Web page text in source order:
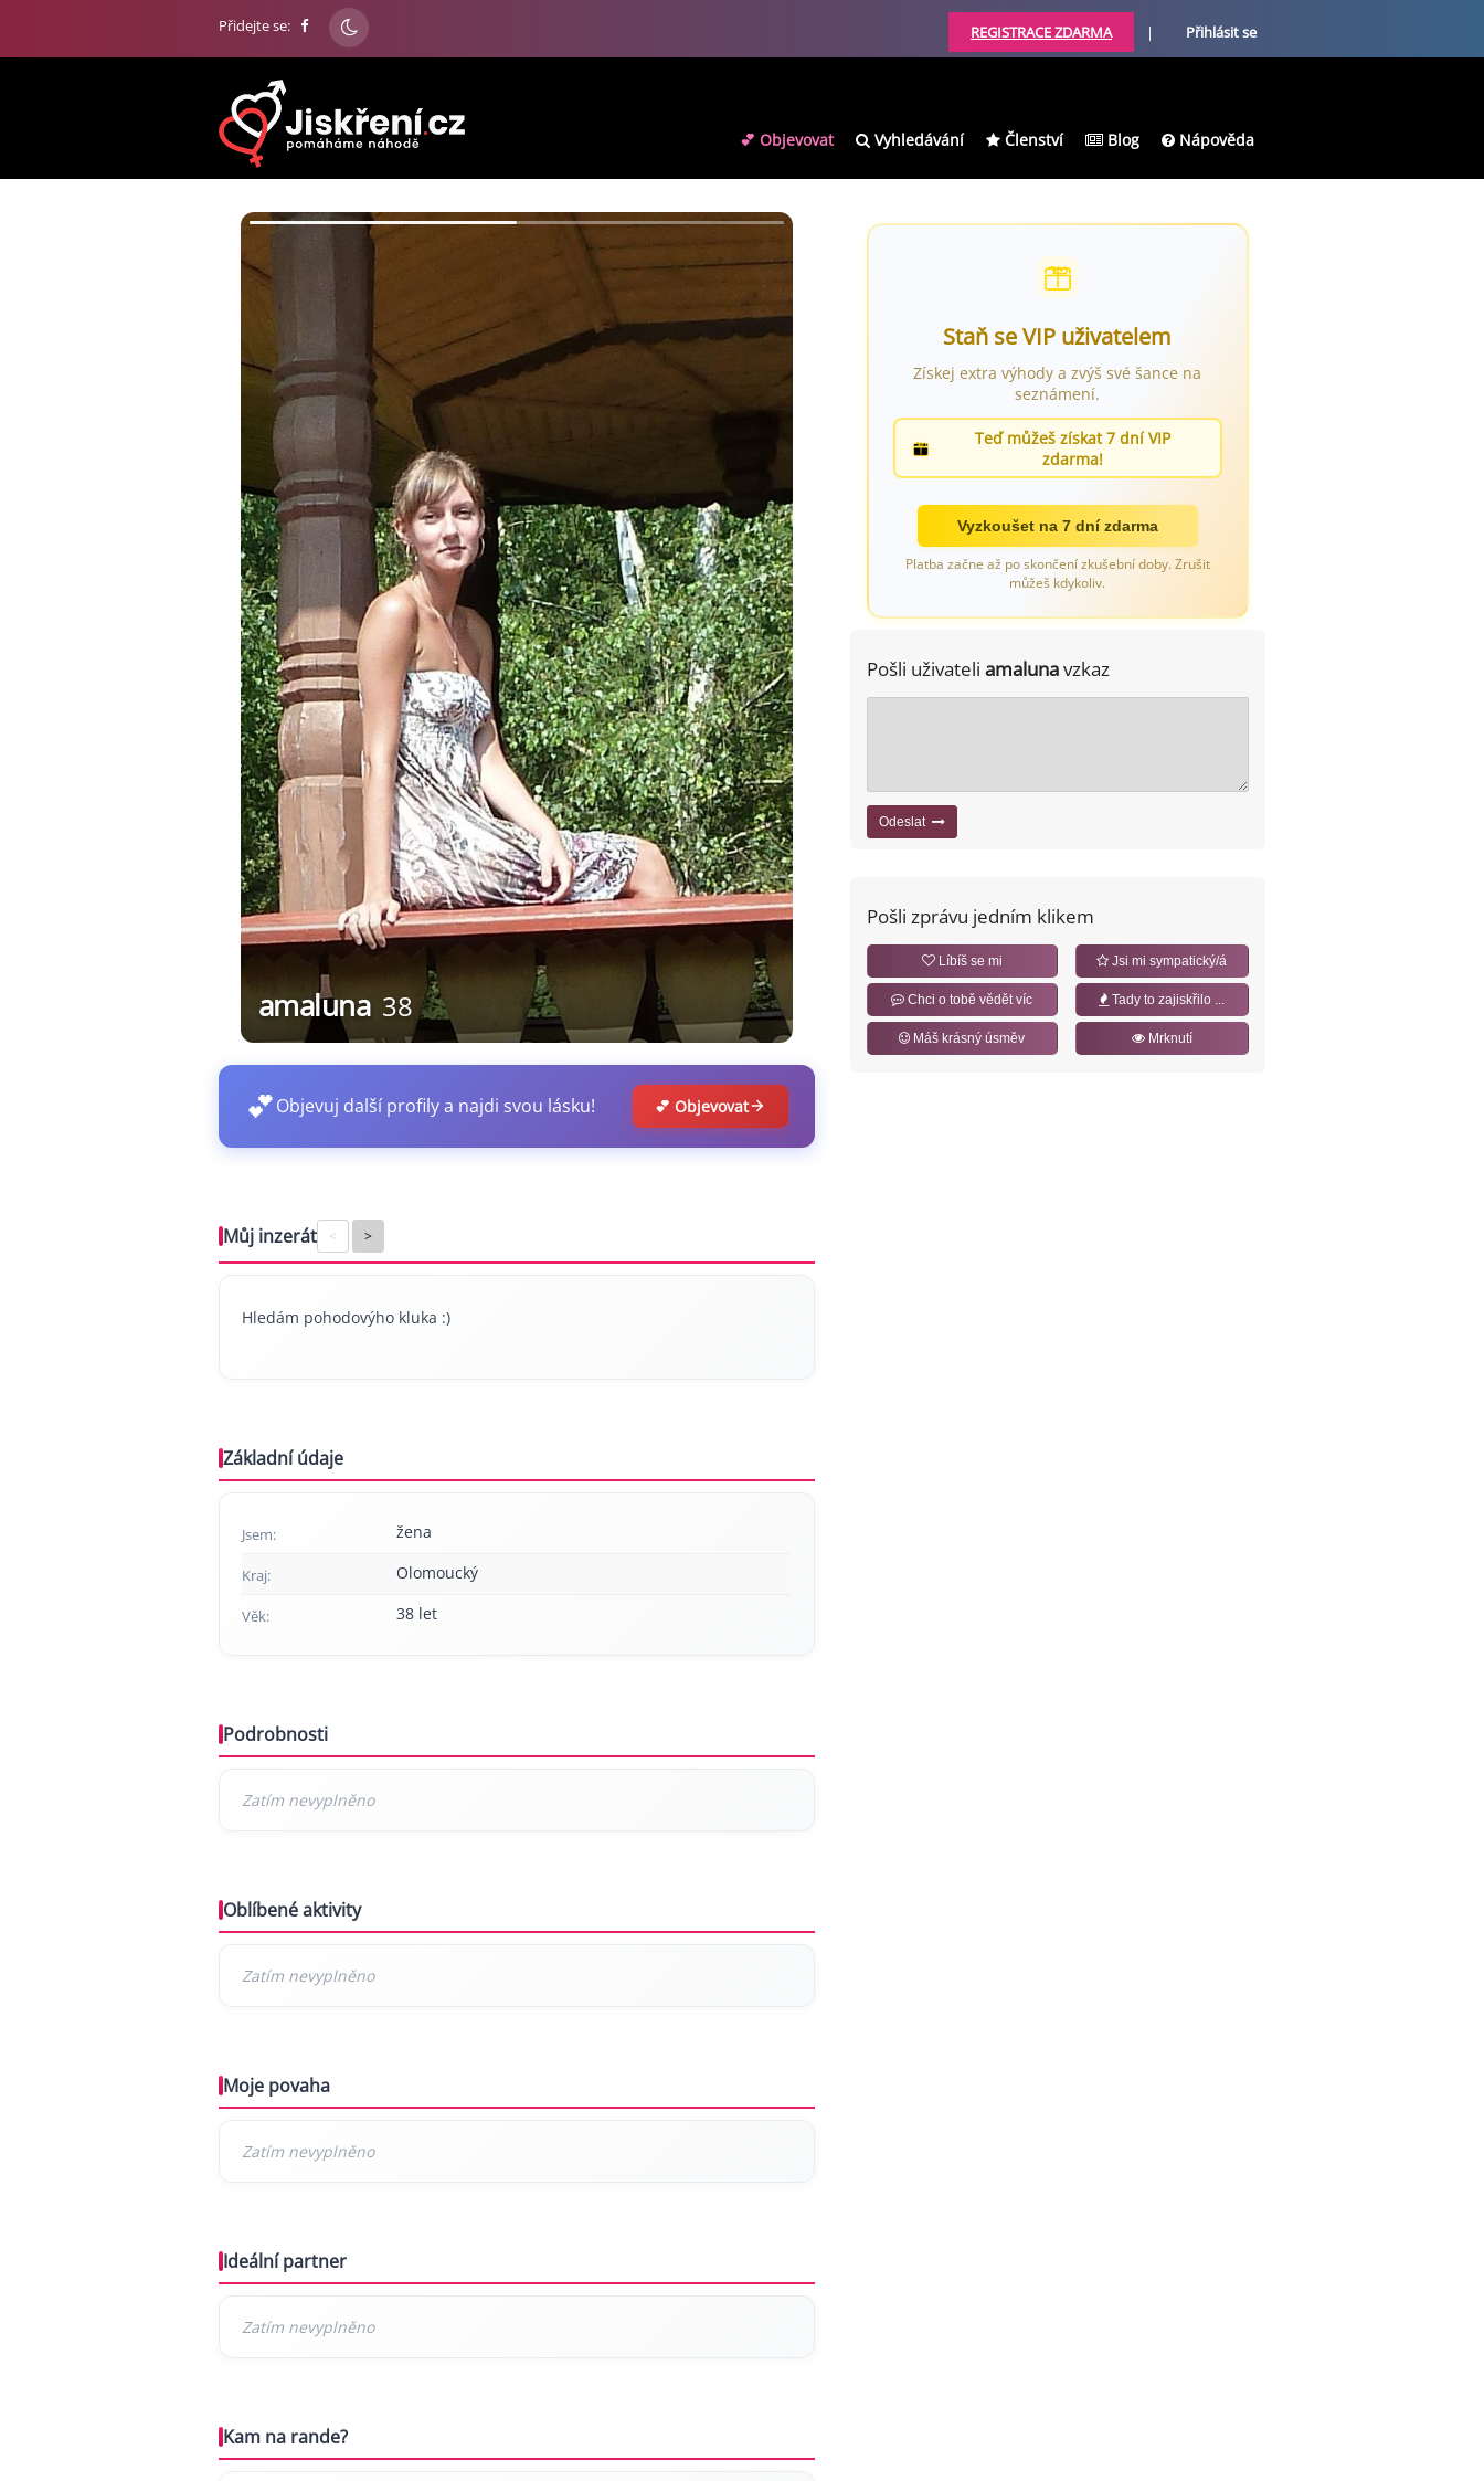
Přidejte se: REGISTRACE ZDARMA | Přihlásit se
💕 Objevovat Vyhledávání Členství Blog Nápověda
amaluna 38
💕Objevuj další profily a najdi svou lásku! 💕 Objevovat
Můj inzerát < >
Hledám pohodovýho kluka :)
Základní údaje
Jsem: žena
Kraj: Olomoucký
Věk: 38 let
Podrobnosti
Oblíbené aktivity
Moje povaha
Ideální partner
Kam na rande?
Staň se VIP uživatelem
Získej extra výhody a zvýš své šance na
seznámení.
Teď můžeš získat 7 dní VIP
zdarma!
Vyzkoušet na 7 dní zdarma
Platba začne až po skončení zkušební doby. Zrušit
můžeš kdykoliv.
Pošli uživateli amalunavzkaz
Odeslat
Pošli zprávu jedním klikem
Líbíš se mi Jsi mi sympatický/á
Chci o tobě vědět víc Tady to zajiskřilo ...
Máš krásný úsměv Mrknutí